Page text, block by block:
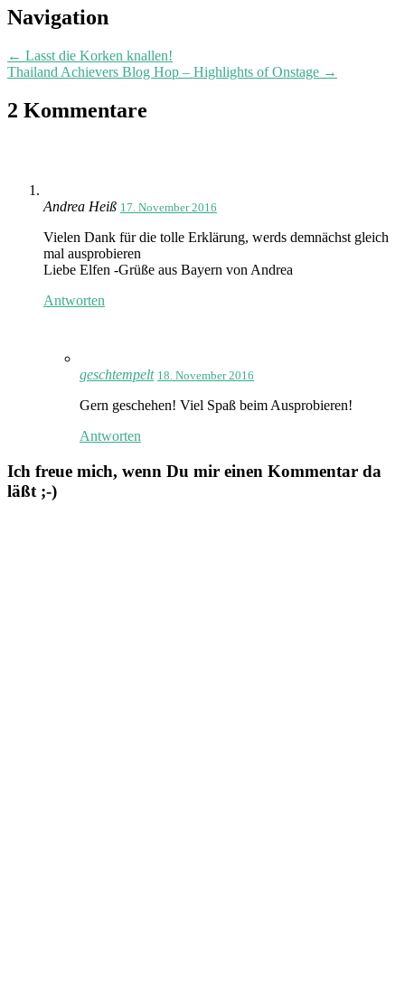
Post
Navigation
← Lasst die Korken knallen!
Thailand Achievers Blog Hop – Highlights of Onstage →
2 Kommentare
Andrea Heiß 17. November 2016
Vielen Dank für die tolle Erklärung, werds demnächst gleich
mal ausprobieren
Liebe Elfen -Grüße aus Bayern von Andrea
Antworten
geschtempelt 18. November 2016
Gern geschehen! Viel Spaß beim Ausprobieren!
Antworten
Ich freue mich, wenn Du mir einen Kommentar da
läßt ;-)